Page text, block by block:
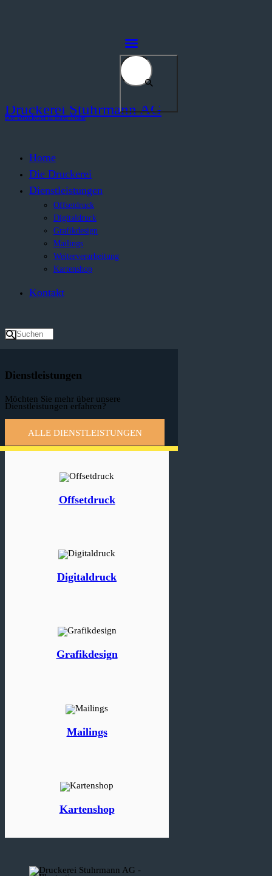
Druckerei Stuhrmann AG
Die Druckerei in Ihrer Nähe
Home
Die Druckerei
Dienstleistungen
Offsetdruck
Digitaldruck
Grafikdesign
Mailings
Weiterverarbeitung
Kartenshop
Kontakt
Dienstleistungen
Möchten Sie mehr über unsere
Dienstleistungen erfahren?
ALLE DIENSTLEISTUNGEN
Offsetdruck
Digitaldruck
Grafikdesign
Mailings
Kartenshop